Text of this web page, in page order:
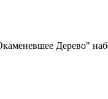
Дерево"